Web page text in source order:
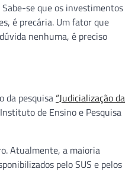
se que os investimentos
é precária. Um fator que
nenhuma, é preciso
da pesquisa “Judicialização da
de Ensino e Pesquisa
Atualmente, a maioria
pelo SUS e pelos